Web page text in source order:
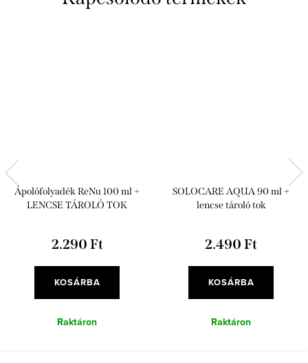
Ápolófolyadék ReNu 100 ml +
LENCSE TÁROLÓ TOK
2.290 Ft
KOSÁRBA
Raktáron
SOLOCARE AQUA 90 ml +
lencse tároló tok
2.490 Ft
KOSÁRBA
Raktáron